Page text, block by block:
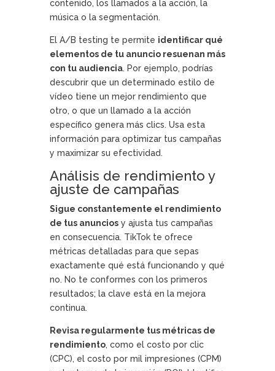
contenido, los llamados a la acción, la
música o la segmentación.
El A/B testing te permite identificar qué
elementos de tu anuncio resuenan más
con tu audiencia. Por ejemplo, podrías
descubrir que un determinado estilo de
vídeo tiene un mejor rendimiento que
otro, o que un llamado a la acción
específico genera más clics. Usa esta
información para optimizar tus campañas
y maximizar su efectividad.
Análisis de rendimiento y
ajuste de campañas
Sigue constantemente el rendimiento
de tus anunciosy ajusta tus campañas
en consecuencia. TikTok te ofrece
métricas detalladas para que sepas
exactamente qué está funcionando y qué
no. No te conformes con los primeros
resultados; la clave está en la mejora
continua.
Revisa regularmente tus métricas de
rendimiento, como el costo por clic
(CPC), el costo por mil impresiones (CPM)